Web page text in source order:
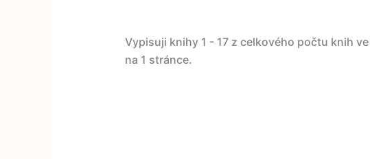
Vypisuji knihy 1 - 17 z celkového počtu knih
na 1 stránce.